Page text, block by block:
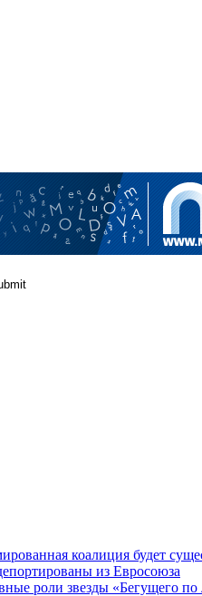
коалиция будет
из Евросоюза
роли звезды «Бегущего по